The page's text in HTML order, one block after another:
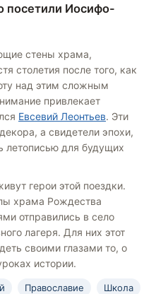
посетили Иосифо-
стены храма,
столетия после того, как
над этим сложным
привлекает
Евсевий Леонтьев. Эти
а свидетели эпохи,
летописью для будущих
герои этой поездки.
храма Рождества
отправились в село
лагеря. Для них этот
своими глазами то, о
истории.
Православие Школа